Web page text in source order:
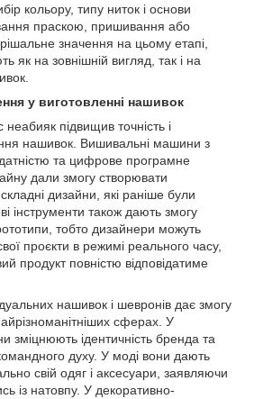
кольору, типу ниток і основи
праскою, пришивання або
значення на цьому етапі,
як на зовнішній вигляд, так і на
у виготовленні нашивок
підвищив точність і
нашивок. Вишивальні машини з
та цифрове програмне
дали змогу створювати
дизайни, які раніше були
інструменти також дають змогу
тобто дизайнери можуть
проєкти в режимі реального часу,
продукт повністю відповідатиме
нашивок і шевронів дає змогу
сферах. У
зміцнюють ідентичність бренда та
духу. У моді вони дають
свій одяг і аксесуари, заявляючи
із натовпу. У декоративно-